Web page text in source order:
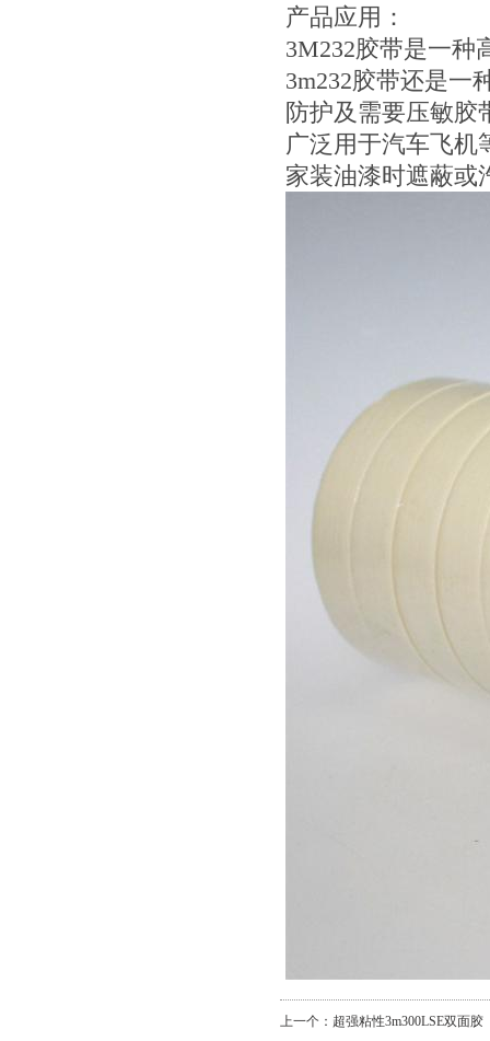
产品应用：
3M232胶带是一种
3m232胶带还是一
防护及需要压敏胶
广泛用于汽车飞机
家装油漆时遮蔽或
上一个： 超强粘性3m300LSE双面胶